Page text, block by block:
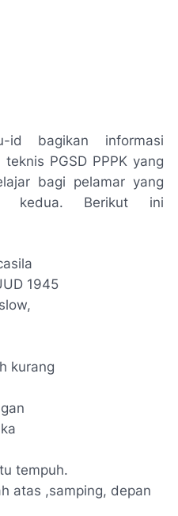
id bagikan informasi
PGSD PPPK yang
bagi pelamar yang
Berikut ini
1945
kurang
tempuh.
atas ,samping, depan